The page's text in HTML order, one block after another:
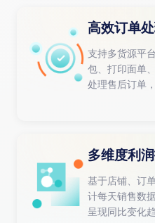
高效订单
支持多货源平
包、打印面单
处理售后订单
多维度利
基于店铺、订
计每天销售数
呈现同比变化